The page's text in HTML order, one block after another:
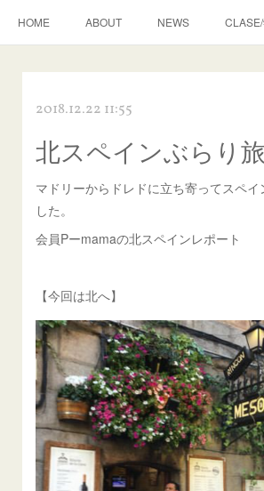
HOME ABOUT NEWS
2018.12.22 11:55
北スペインぶらり旅
マドリーからドレドに立ち寄ってスペイ
した。
会員Pーmamaの北スペインレポート
【今回は北へ】